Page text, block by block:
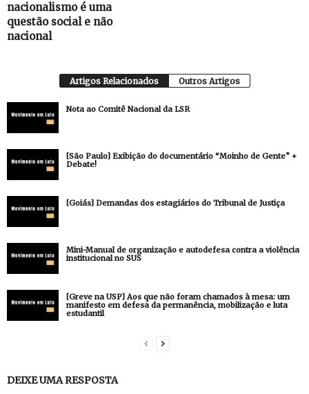
nacionalismo é uma
questão social e não
nacional
Artigos Relacionados Outros Artigos
Nota ao Comitê Nacional da LSR
[São Paulo] Exibição do documentário “Moinho de Gente” +
Debate!
[Goiás] Demandas dos estagiários do Tribunal de Justiça
Mini-Manual de organização e autodefesa contra a violência
institucional no SUS
[Greve na USP] Aos que não foram chamados à mesa: um
manifesto em defesa da permanência, mobilização e luta
estudantil
DEIXE UMA RESPOSTA